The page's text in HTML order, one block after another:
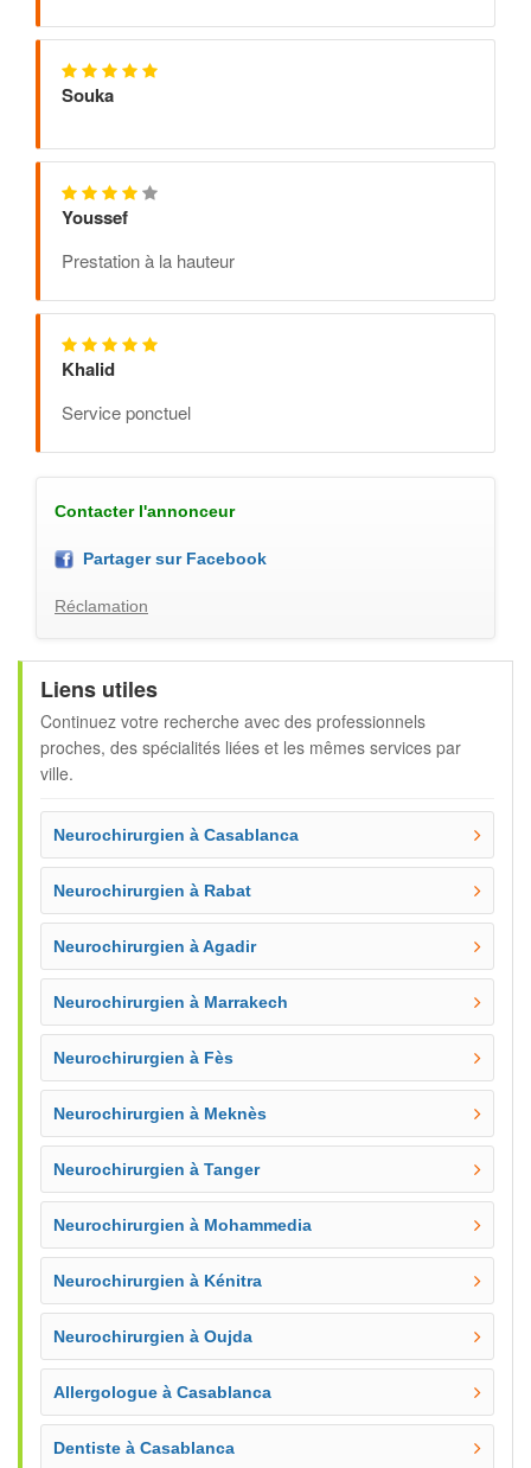
Souka
Youssef
Prestation à la hauteur
Khalid
Service ponctuel
Contacter l'annonceur
Partager sur Facebook
Réclamation
Liens utiles
Continuez votre recherche avec des professionnels
proches, des spécialités liées et les mêmes services par
ville.
Neurochirurgien à Casablanca
Neurochirurgien à Rabat
Neurochirurgien à Agadir
Neurochirurgien à Marrakech
Neurochirurgien à Fès
Neurochirurgien à Meknès
Neurochirurgien à Tanger
Neurochirurgien à Mohammedia
Neurochirurgien à Kénitra
Neurochirurgien à Oujda
Allergologue à Casablanca
Dentiste à Casablanca